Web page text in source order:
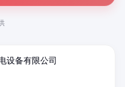
设备有限公司